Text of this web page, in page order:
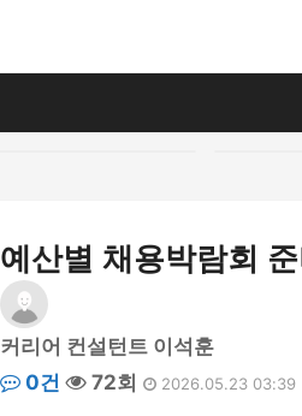
예산별 채용박람회
커리어 컨설턴트 이석훈
0건
72회 2026.05.23 03:39